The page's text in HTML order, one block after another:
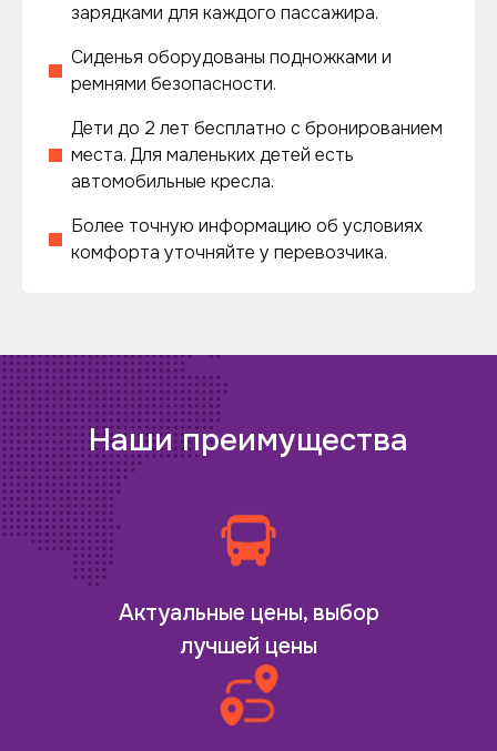
зарядками для каждого пассажира.
Сиденья оборудованы подножками и
ремнями безопасности.
Дети до 2 лет бесплатно с бронированием
места. Для маленьких детей есть
автомобильные кресла.
Более точную информацию об условиях
комфорта уточняйте у перевозчика.
Наши преимущества
Актуальные цены, выбор
лучшей цены